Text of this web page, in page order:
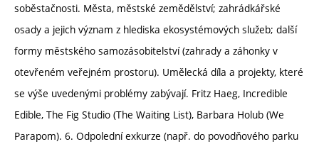
soběstačnosti. Města, městské zemědělství; zahrádkářské
osady a jejich význam z hlediska ekosystémových služeb; další
formy městského samozásobitelství (zahrady a záhonky v
otevřeném veřejném prostoru). Umělecká díla a projekty, které
se výše uvedenými problémy zabývají. Fritz Haeg, Incredible
Edible, The Fig Studio (The Waiting List), Barbara Holub (We
Parapom). 6. Odpolední exkurze (např. do povodňového parku